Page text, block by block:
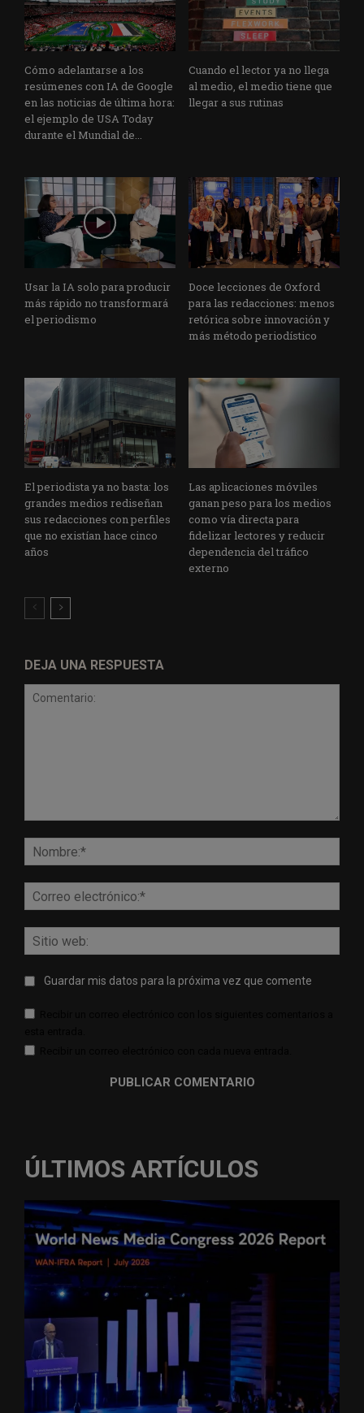
Cómo adelantarse a los
resúmenes con IA de Google
en las noticias de última hora:
el ejemplo de USA Today
durante el Mundial de...
Cuando el lector ya no llega
al medio, el medio tiene que
llegar a sus rutinas
Usar la IA solo para producir
más rápido no transformará
el periodismo
Doce lecciones de Oxford
para las redacciones: menos
retórica sobre innovación y
más método periodístico
El periodista ya no basta: los
grandes medios rediseñan
sus redacciones con perfiles
que no existían hace cinco
años
Las aplicaciones móviles
ganan peso para los medios
como vía directa para
fidelizar lectores y reducir
dependencia del tráfico
externo
DEJA UNA RESPUESTA
web:
Guardar mis datos para la próxima vez que comente
ÚLTIMOS ARTÍCULOS